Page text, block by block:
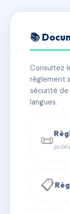
38
✓ Immatriculée
📞
📚
Consultez
règlement
sécurité de
langues.
📜
📋